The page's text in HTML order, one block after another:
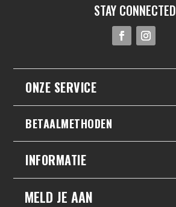
STAY CONNECTED
ONZE SERVICE
BETAALMETHODEN
INFORMATIE
MELD JE AAN